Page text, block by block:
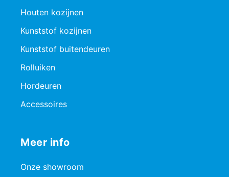
Houten kozijnen
Kunststof kozijnen
Kunststof buitendeuren
Rolluiken
Hordeuren
Accessoires
Meer info
Onze showroom